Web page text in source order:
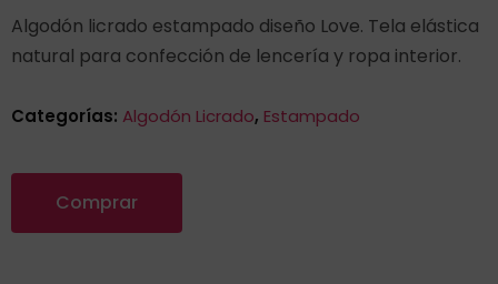
Algodón licrado estampado diseño Love. Tela elástica
natural para confección de lencería y ropa interior.
Categorías: Algodón Licrado, Estampado
Comprar